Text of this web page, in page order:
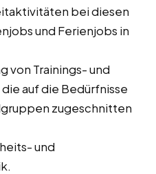
bei diesen
und Ferienjobs in
von Trainings- und
auf die Bedürfnisse
zugeschnitten
und